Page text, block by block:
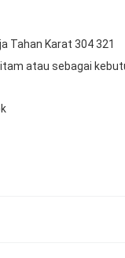
Tahan Karat 304 321
atau sebagai